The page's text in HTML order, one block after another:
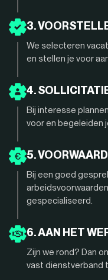
3.
We selecteren
en stellen je voor
4.
Bij interesse
voor en begeleiden
5.
Bij een goed
gespecialiseerd.
6. AAN HET
Zijn we rond? Dan
vast dienstverband